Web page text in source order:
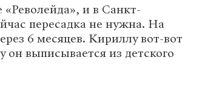
и в Санкт-
пересадка не нужна. На
6 месяцев. Кириллу вот-вот
он выписывается из детского